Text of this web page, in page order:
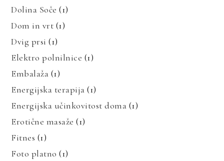
Dolina Soče (1)
Dom in vrt (1)
Dvig prsi (1)
Elektro polnilnice (1)
Embalaža (1)
Energijska terapija (1)
Energijska učinkovitost doma (1)
Erotične masaže (1)
Fitnes (1)
Foto platno (1)